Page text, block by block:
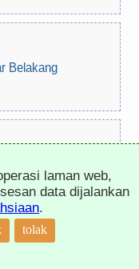
Belakang
laman web,
data dijalankan
.
tolak